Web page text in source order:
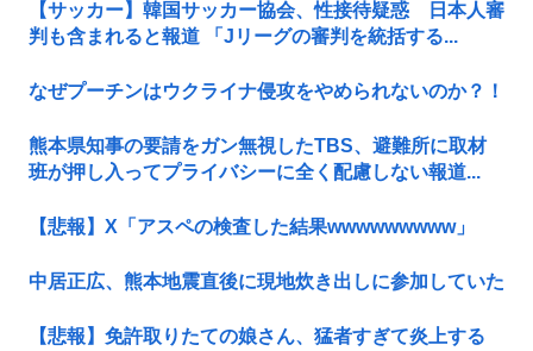
【サッカー】韓国サッカー協会、性接待疑惑 日本人審
判も含まれると報道 「Jリーグの審判を統括する...
なぜプーチンはウクライナ侵攻をやめられないのか？！
熊本県知事の要請をガン無視したTBS、避難所に取材
班が押し入ってプライバシーに全く配慮しない報道...
【悲報】X「アスペの検査した結果wwwwwwwww」
中居正広、熊本地震直後に現地炊き出しに参加していた
【悲報】免許取りたての娘さん、猛者すぎて炎上する